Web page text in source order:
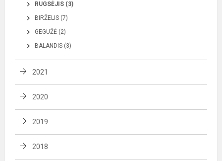
RUGSĖJIS (3)
BIRŽELIS (7)
GEGUŽĖ (2)
BALANDIS (3)
2021
2020
2019
2018